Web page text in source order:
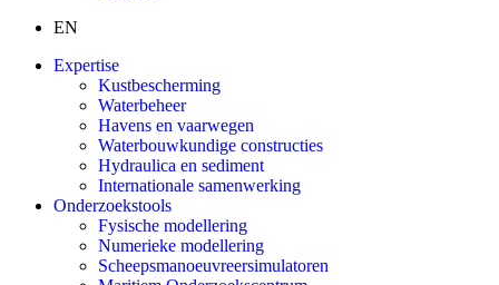
EN
Expertise
Kustbescherming
Waterbeheer
Havens en vaarwegen
Waterbouwkundige constructies
Hydraulica en sediment
Internationale samenwerking
Onderzoekstools
Fysische modellering
Numerieke modellering
Scheepsmanoeuvreersimulatoren